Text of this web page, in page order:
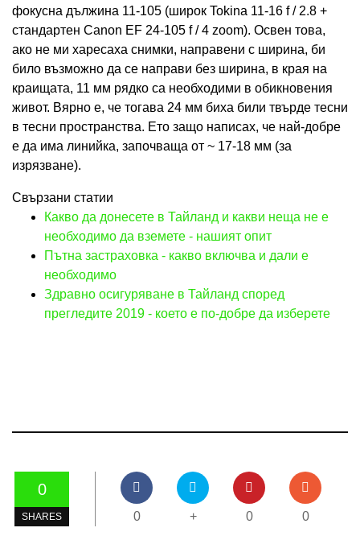
фокусна дължина 11-105 (широк Tokina 11-16 f / 2.8 +
стандартен Canon EF 24-105 f / 4 zoom). Освен това,
ако не ми харесаха снимки, направени с ширина, би
било възможно да се направи без ширина, в края на
краищата, 11 мм рядко са необходими в обикновения
живот. Вярно е, че тогава 24 мм биха били твърде тесни
в тесни пространства. Ето защо написах, че най-добре
е да има линийка, започваща от ~ 17-18 мм (за
изрязване).
Свързани статии
Какво да донесете в Тайланд и какви неща не е
необходимо да вземете - нашият опит
Пътна застраховка - какво включва и дали е
необходимо
Здравно осигуряване в Тайланд според
прегледите 2019 - което е по-добре да изберете
0
SHARES 0 + 0 0